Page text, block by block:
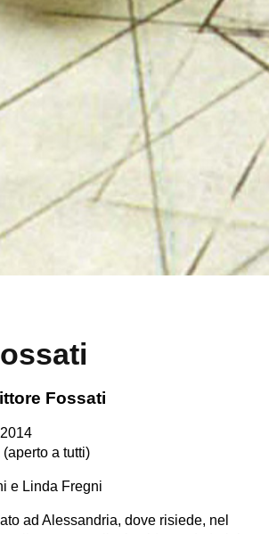
Fossati
a tutti)
e Linda Fregni
ad Alessandria, dove risiede, nel